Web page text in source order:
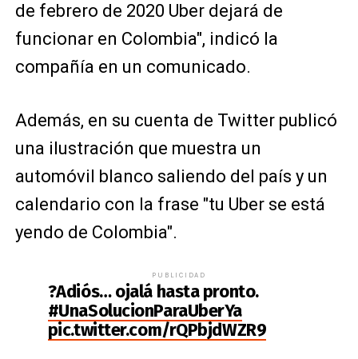
de febrero de 2020 Uber dejará de
funcionar en Colombia", indicó la
compañía en un comunicado.
Además, en su cuenta de Twitter publicó
una ilustración que muestra un
automóvil blanco saliendo del país y un
calendario con la frase "tu Uber se está
yendo de Colombia".
PUBLICIDAD
?Adiós… ojalá hasta pronto.
#UnaSolucionParaUberYa
pic.twitter.com/rQPbjdWZR9